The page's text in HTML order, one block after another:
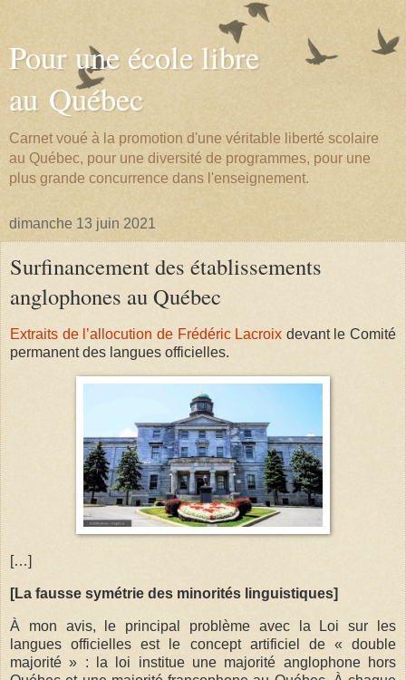
Pour une école libre
au Québec
Carnet voué à la promotion d'une véritable liberté scolaire
au Québec, pour une diversité de programmes, pour une
plus grande concurrence dans l'enseignement.
dimanche 13 juin 2021
Surfinancement des établissements
anglophones au Québec
Extraits de l’allocution de Frédéric Lacroix devant le Comité
permanent des langues officielles.
[…]
[La fausse symétrie des minorités linguistiques]
À mon avis, le principal problème avec la Loi sur les
langues officielles est le concept artificiel de « double
majorité » : la loi institue une majorité anglophone hors